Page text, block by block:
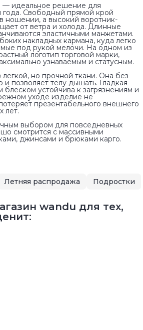
— идеальное решение для
года. Свободный прямой крой
ношении, а высокий воротник-
от ветра и холода. Длинные
эластичными манжетами.
накладных кармана, куда легко
под рукой мелочи. На одном из
логотип торговой марки,
узнаваемым и статусным.
но прочной ткани. Она без
позволяет телу дышать. Гладкая
блеском устойчива к загрязнениям и
уходе изделие не
презентабельного внешнего
лет.
выбором для повседневных
смотрится с массивными
джинсами и брюками карго.
Летняя распродажа Подростки
wandu для тех,